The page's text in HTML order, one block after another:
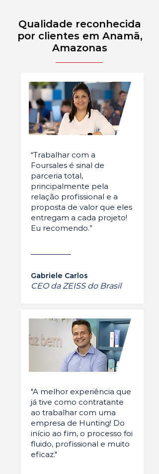
Qualidade reconhecida
por clientes em Anamã,
Amazonas
“Trabalhar com a
Foursales é sinal de
parceria total,
principalmente pela
relação profissional e a
proposta de valor que eles
entregam a cada projeto!
Eu recomendo.”
Gabriele Carlos
CEO da ZEISS do Brasil
"A melhor experiência que
já tive como contratante
ao trabalhar com uma
empresa de Hunting! Do
início ao fim, o processo foi
fluido, profissional e muito
eficaz."